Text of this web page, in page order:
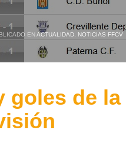
ENACTUALIDAD, NOTICIAS FFCV
goles de